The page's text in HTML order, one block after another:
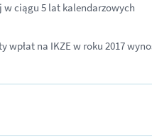
w ciągu 5 lat kalendarzowych
na IKZE w roku 2017